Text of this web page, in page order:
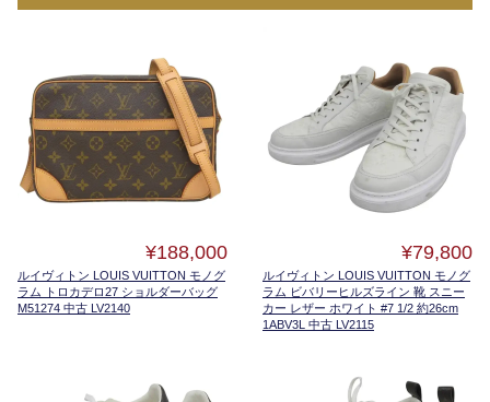
¥188,000
ルイヴィトン LOUIS VUITTON モノグ
ラム トロカデロ27 ショルダーバッグ
M51274 中古 LV2140
¥79,800
ルイヴィトン LOUIS VUITTON モノグ
ラム ビバリーヒルズライン 靴 スニー
カー レザー ホワイト #7 1/2 約26cm
1ABV3L 中古 LV2115